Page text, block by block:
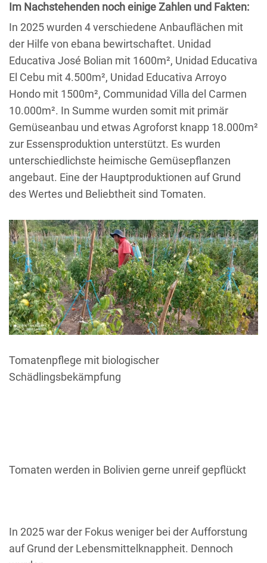
Im Nachstehenden noch einige Zahlen und Fakten:
In 2025 wurden 4 verschiedene Anbauflächen mit
der Hilfe von ebana bewirtschaftet. Unidad
Educativa José Bolian mit 1600m², Unidad Educativa
El Cebu mit 4.500m², Unidad Educativa Arroyo
Hondo mit 1500m², Communidad Villa del Carmen
10.000m². In Summe wurden somit mit primär
Gemüseanbau und etwas Agroforst knapp 18.000m²
zur Essensproduktion unterstützt. Es wurden
unterschiedlichste heimische Gemüsepflanzen
angebaut. Eine der Hauptproduktionen auf Grund
des Wertes und Beliebtheit sind Tomaten.
Tomatenpflege mit biologischer
Schädlingsbekämpfung
Tomaten werden in Bolivien gerne unreif gepflückt
In 2025 war der Fokus weniger bei der Aufforstung
auf Grund der Lebensmittelknappheit. Dennoch